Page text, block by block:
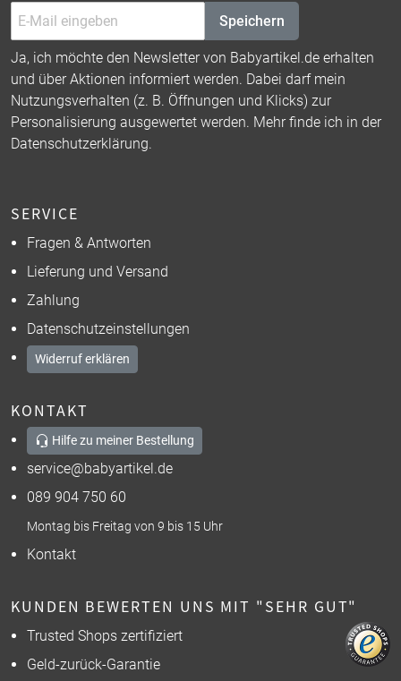
Speichern
Ja, ich möchte den Newsletter von Babyartikel.de erhalten
und über Aktionen informiert werden. Dabei darf mein
Nutzungsverhalten (z. B. Öffnungen und Klicks) zur
Personalisierung ausgewertet werden. Mehr finde ich in der
Datenschutzerklärung.
SERVICE
Fragen & Antworten
Lieferung und Versand
Zahlung
Datenschutzeinstellungen
Widerruf erklären
KONTAKT
Hilfe zu meiner Bestellung
service@babyartikel.de
089 904 750 60
Montag bis Freitag von 9 bis 15 Uhr
Kontakt
KUNDEN BEWERTEN UNS MIT "SEHR GUT"
Trusted Shops zertifiziert
Geld-zurück-Garantie